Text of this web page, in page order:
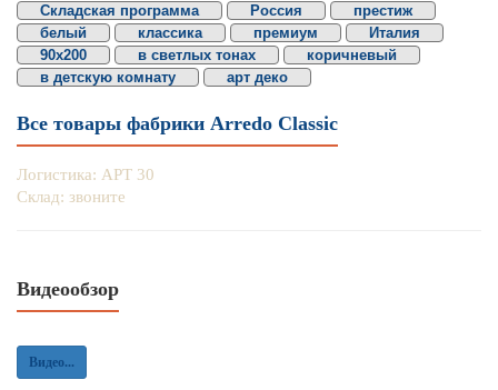
Складская программа Россия
престиж
белый
классика премиум
Италия
90х200
в светлых тонах
коричневый
в детскую комнату
арт деко
Все товары фабрики Arredo Classic
Логистика: АРТ 30
Склад: звоните
Видеообзор
Видео...